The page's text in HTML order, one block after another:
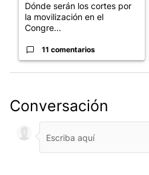
Dónde serán los cortes por
la movilización en el
Congre...
11 comentarios
Conversación